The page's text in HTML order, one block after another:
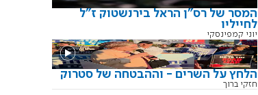
המסר של רס"ן הראל בירנשטוק ז"ל
לחייליו
יוני קמפינסקי
הלחץ על השרים - וההבטחה של סטרוק
חזקי ברוך